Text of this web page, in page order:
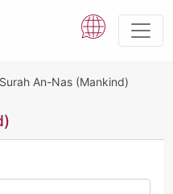
Surah An-Nas (Mankind)